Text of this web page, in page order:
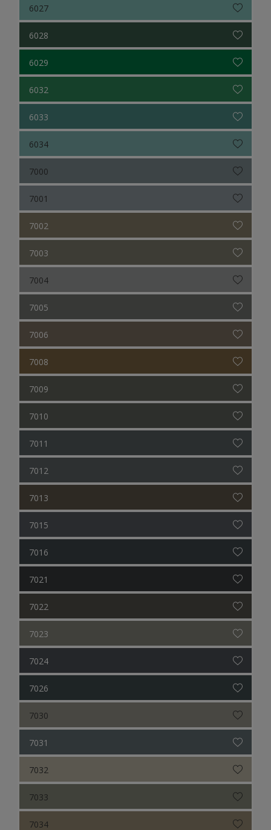
6027
6028
6029
6032
6033
6034
7000
7001
7002
7003
7004
7005
7006
7008
7009
7010
7011
7012
7013
7015
7016
7021
7022
7023
7024
7026
7030
7031
7032
7033
7034